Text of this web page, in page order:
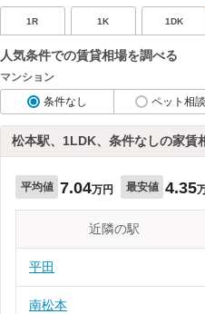
1R 1K 1DK
人気条件での賃貸相場を調べる
マンション
条件なし
ペット相談
松本駅、1LDK、条件なしの家賃
平均値 7.04万円 最安値 4.35
近隣の駅
平田
南松本